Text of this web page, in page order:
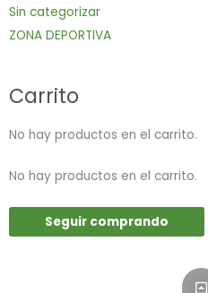
Sin categorizar
ZONA DEPORTIVA
Carrito
No hay productos en el carrito.
No hay productos en el carrito.
Seguir comprando